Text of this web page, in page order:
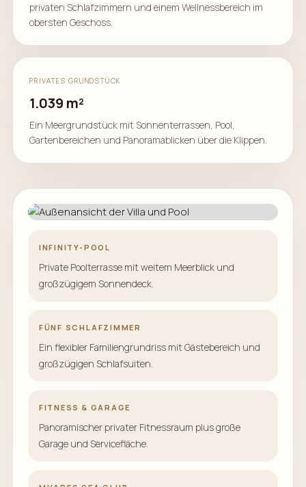
privaten Schlafzimmern und einem Wellnessbereich im
obersten Geschoss.
PRIVATES GRUNDSTÜCK
1.039 m²
Ein Meergrundstück mit Sonnenterrassen, Pool,
Gartenbereichen und Panoramablicken über die Klippen.
INFINITY-POOL
Private Poolterrasse mit weitem Meerblick und
großzügigem Sonnendeck.
FÜNF SCHLAFZIMMER
Ein flexibler Familiengrundriss mit Gästebereich und
großzügigen Schlafsuiten.
FITNESS & GARAGE
Panoramischer privater Fitnessraum plus große
Garage und Servicefläche.